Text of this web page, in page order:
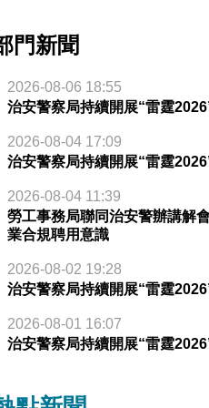
門新聞
2026-08-06 18:55
治安警察局持續開展“雷霆
2026-08-04 17:09
治安警察局持續開展“雷霆
2026-08-04 11:39
勞工事務局聯同治安警辦講解
業合規聘用意識
2026-08-02 19:28
治安警察局持續開展“雷霆
2026-08-01 16:07
治安警察局持續開展“雷霆